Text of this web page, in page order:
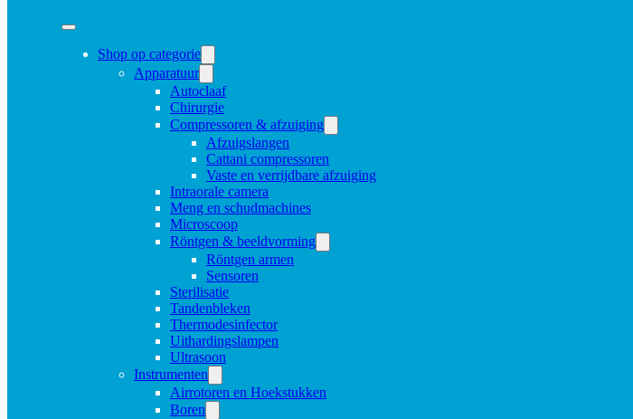
Shop op categorie
Apparatuur
Autoclaaf
Chirurgie
Compressoren & afzuiging
Afzuigslangen
Cattani compressoren
Vaste en verrijdbare afzuiging
Intraorale camera
Meng en schudmachines
Microscoop
Röntgen & beeldvorming
Röntgen armen
Sensoren
Sterilisatie
Tandenbleken
Thermodesinfector
Uithardingslampen
Ultrasoon
Instrumenten
Airrotoren en Hoekstukken
Boren